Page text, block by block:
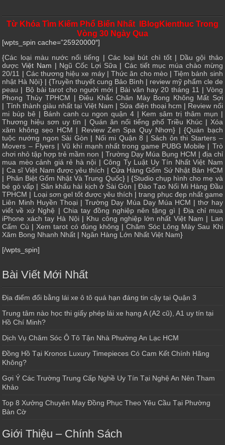
Từ Khóa Tìm Kiếm Phổ Biến Nhất IBlogKienthuc Trong
Vòng 30 Ngày Qua
[wpts_spin cache=”25920000″]
{Các loại màu nước nổi tiếng | Các loại bút chì tốt| Dầu gội thảo
dược Việt Nam | Ngũ Cốc Lợi Sữa | Các tiết mục múa chào mừng
20/11 | Các thương hiệu xe máy|Thức ăn cho mèo|Tiệm bánh sinh
nhật Hà Nội} | {Truyền thuyết cung Bảo Bình | review mỹ phẩm cle de
peau | Bộ bài tarot cho người mới| Bài văn hay 20 tháng 11 | Vòng
Phong Thủy TPHCM |Điêu Khắc Chân Mày Bong Không Mất Sợi
| Tỉnh thành giàu nhất tại Việt Nam | Sửa điện thoại hcm | Review nối
mi búp bê | Bánh canh cu ngon quận 4| Kem sâm trị thâm mụn |
Thương hiệu sơn uy tín | Quán ăn nổi tiếng phố Triều Khúc| Xóa
xăm không sẹo HCM | Review Zen Spa Quy Nhơn} | {Quán bạch
tuộc nướng ngon Sài Gòn | Nối mi Quận 8 | Sách ôn thi Starters –
Movers – Flyers| Vũ khí mạnh nhất trong game PUBG Mobile | Trò
chơi nhỏ tập hợp trẻ mầm non | Trường Dạy Múa Bụng HCM | địa chỉ
mua mèo cảnh giá rẻ hà nội |Công Ty Luật Uy Tín Nhất Việt Nam
| Ca sĩ Việt Nam được yêu thích | Cửa Hàng Gốm Sứ Nhật Bản HCM
| Phân Biệt Gốm Nhật Và Trung Quốc} | {Studio chụp hình cho mẹ và
bé gò vấp | Sân khấu hài kịch ở Sài Gòn |Đào Tạo Nối Mi Hàng Đầu
TPHCM | Loại sơn gel tốt được yêu thích | trang phục đẹp nhất game
Liên Minh Huyền Thoại|Trường Dạy Múa Dạy Múa HCM |thơ hay
viết về xứ Nghệ | Chia tay đồng nghiệp nên tặng gì | Địa chỉ mua
iPhone xách tay Hà Nội| Khu công nghiệp lớn nhất Việt Nam | Lan
Cẩm Cù | Xem tarot có đúng không |Chăm Sóc Lông Mày Sau Khi
Xăm Bong Nhanh Nhất | Ngân Hàng Lớn Nhất Việt Nam}
[/wpts_spin]
Bài Viết Mới Nhất
Địa điểm đổi bằng lái xe ô tô quá hạn đáng tin cậy tại Quận 3
Trung tâm nào học thi giấy phép lái xe hạng A (A2 cũ), A1 uy tín tại
Hồ Chí Minh?
Dịch Vụ Chăm Sóc Ô Tô Tận Nhà Phường An Lạc HCM
Đồng Hồ Tại Kronos Luxury Timepieces Có Cam Kết Chính Hãng
Không?
Gợi Ý Các Trường Trung Cấp Nghề Uy Tín Tại Nghệ An Nên Tham
Khảo
Top 8 Xưởng Chuyên May Đồng Phục Theo Yêu Cầu Tại Phường
Bàn Cờ
Giới Thiệu – Chính Sách